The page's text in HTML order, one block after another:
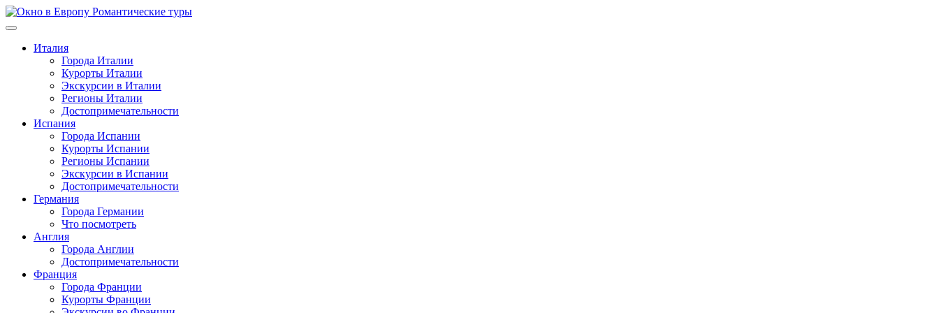
Перейти
к
Италия
Города Италии
Курорты Италии
Экскурсии в Италии
Регионы Италии
Достопримечательности
Испания
Города Испании
Курорты Испании
Регионы Испании
Экскурсии в Испании
Достопримечательности
Германия
Города Германии
Что посмотреть
Англия
Города Англии
Достопримечательности
Франция
Города Франции
Курорты Франции